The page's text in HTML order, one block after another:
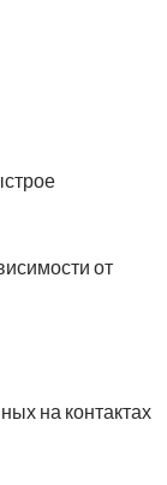
от
на контактах